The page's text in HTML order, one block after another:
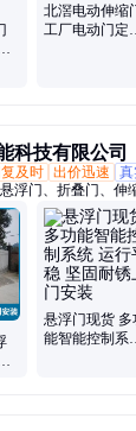
北滘电动伸缩
工厂电动门定做
科技有限公司
复及时 出价迅速
浮门、折叠门、伸
门、自动大门、广
平移小门、电动小门
、铝艺大门、室外
、铝合金小门
悬浮门现货 多
能智能控制系